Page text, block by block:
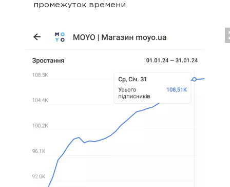
промежуток времени.